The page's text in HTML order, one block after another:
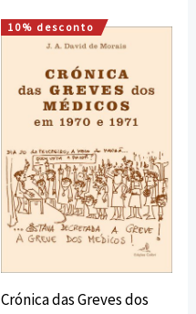
10% desconto
Crónica das Greves dos
O
preço
original
era:
18,00 €.
O
preço
atual
é:
16,20 €.